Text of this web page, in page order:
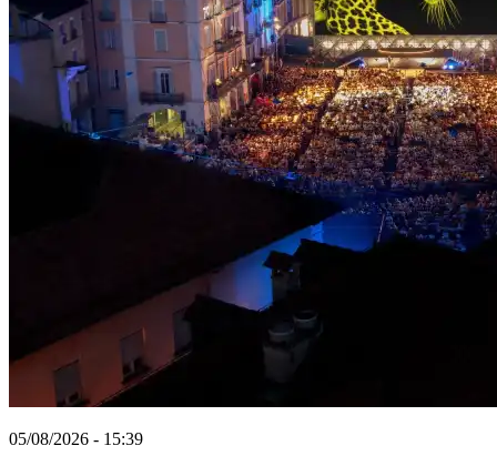
05/08/2026 - 15:39